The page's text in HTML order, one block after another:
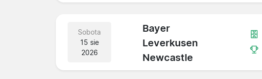
Sobota
15 sie
2026
Bayer
Leverkusen
Newcastle